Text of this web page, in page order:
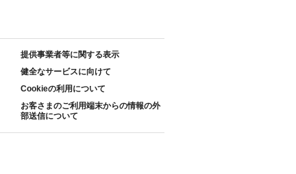
提供事業者等に関する表示
健全なサービスに向けて
Cookieの利用について
お客さまのご利用端末からの情報の外
部送信について